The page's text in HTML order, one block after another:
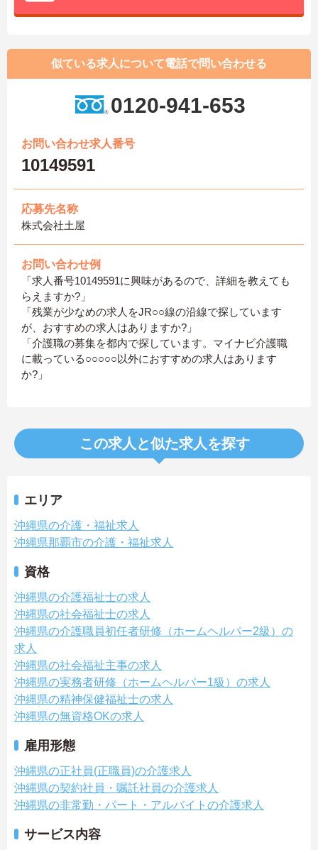
似ている求人について電話で問い合わせる
0120-941-653
お問い合わせ求人番号
10149591
応募先名称
株式会社土屋
お問い合わせ例
「求人番号10149591に興味があるので、詳細を教えても
らえますか?」
「残業が少なめの求人をJR○○線の沿線で探しています
が、おすすめの求人はありますか?」
「介護職の募集を都内で探しています。マイナビ介護職
に載っている○○○○○以外におすすめの求人はあります
か?」
この求人と似た求人を探す
エリア
沖縄県の介護・福祉求人
沖縄県那覇市の介護・福祉求人
資格
沖縄県の介護福祉士の求人
沖縄県の社会福祉士の求人
沖縄県の介護職員初任者研修（ホームヘルパー2級）の
求人
沖縄県の社会福祉主事の求人
沖縄県の実務者研修（ホームヘルパー1級）の求人
沖縄県の精神保健福祉士の求人
沖縄県の無資格OKの求人
雇用形態
沖縄県の正社員(正職員)の介護求人
沖縄県の契約社員・嘱託社員の介護求人
沖縄県の非常勤・パート・アルバイトの介護求人
サービス内容